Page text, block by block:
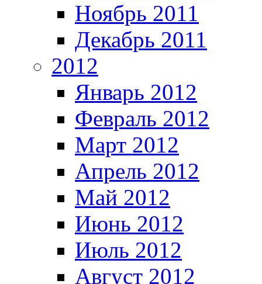
Ноябрь 2011
Декабрь 2011
2012
Январь 2012
Февраль 2012
Март 2012
Апрель 2012
Май 2012
Июнь 2012
Июль 2012
Август 2012